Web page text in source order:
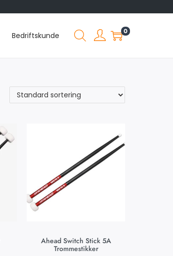
Bedriftskunde 0
Ahead Switch Stick 5A
Trommestikker